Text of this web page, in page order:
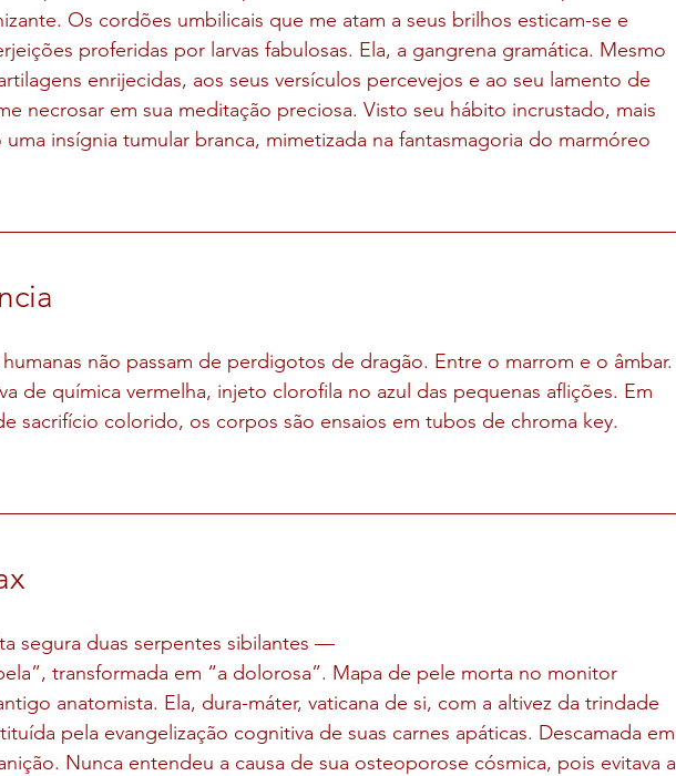
Os cordões umbilicais que me atam a seus brilhos esticam-se e
proferidas por larvas fabulosas. Ela, a gangrena gramática. Mesmo
enrijecidas, aos seus versículos percevejos e ao seu lamento de
necrosar em sua meditação preciosa. Visto seu hábito incrustado, mais
uma insígnia tumular branca, mimetizada na fantasmagoria do marmóreo
humanas não passam de perdigotos de dragão. Entre o marrom e o âmbar.
de química vermelha, injeto clorofila no azul das pequenas aflições. Em
sacrifício colorido, os corpos são ensaios em tubos de chroma key.
segura duas serpentes sibilantes —
transformada em “a dolorosa”. Mapa de pele morta no monitor
anatomista. Ela, dura-máter, vaticana de si, com a altivez da trindade
pela evangelização cognitiva de suas carnes apáticas. Descamada em
Nunca entendeu a causa de sua osteoporose cósmica, pois evitava a